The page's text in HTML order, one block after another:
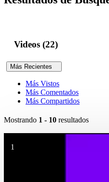
Videos (22)
Más Recientes
Más Vistos
Más Comentados
Más Compartidos
Mostrando 1 - 10 resultados
1